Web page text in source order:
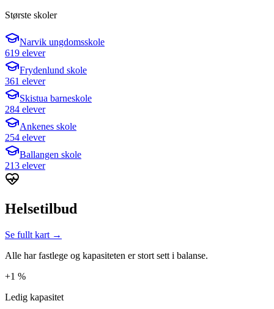
Største skoler
Narvik ungdomsskole
619 elever
Frydenlund skole
361 elever
Skistua barneskole
284 elever
Ankenes skole
254 elever
Ballangen skole
213 elever
Helsetilbud
Se fullt kart →
Alle har fastlege og kapasiteten er stort sett i balanse.
+1 %
Ledig kapasitet